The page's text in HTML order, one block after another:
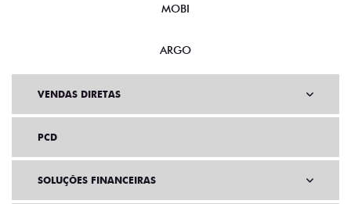
MOBI
ARGO
VENDAS DIRETAS
PCD
SOLUÇÕES FINANCEIRAS